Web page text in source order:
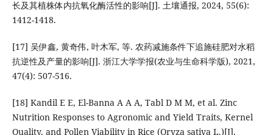
长及其植株体内抗氧化酶活性的影响[J]. 土壤通报, 2024, 55(6):
1412-1418.
[17] 吴伊鑫, 黄奇伟, 叶木军, 等. 农药减施条件下追施硅肥对水稻
抗逆性及产量的影响[J]. 浙江大学学报(农业与生命科学版), 2021,
47(4): 507-516.
[18] Kandil E E, El-Banna A A A, Tabl D M M, et al. Zinc
Nutrition Responses to Agronomic and Yield Traits, Kernel
Quality, and Pollen Viability in Rice (Oryza sativa L.)[J].